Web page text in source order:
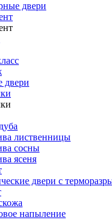
двери
двери
лиственницы
сосны
ясеня
двери с
напыление